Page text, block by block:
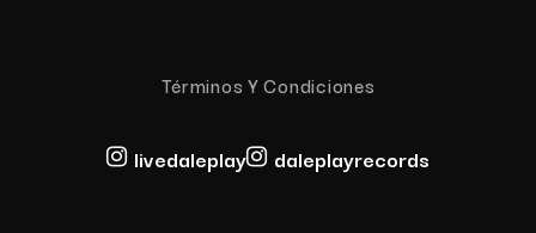
Términos Y Condiciones
livedaleplay daleplayrecords